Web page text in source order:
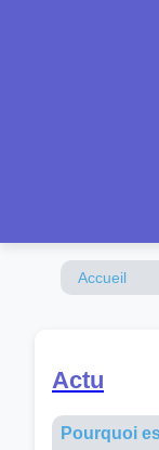
Accueil
Actu
Pourquoi